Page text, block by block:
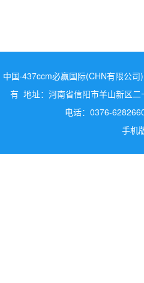
中国·437ccm必赢国际(CHN有限公
有 地址：河南省信阳市羊山新区
电话：0376-
手机